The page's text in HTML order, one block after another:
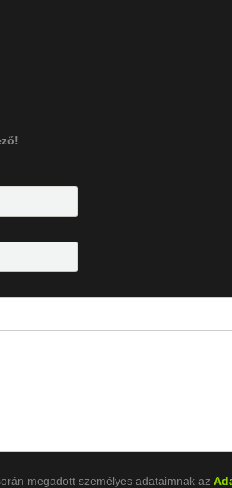
megadott személyes adataimnak az